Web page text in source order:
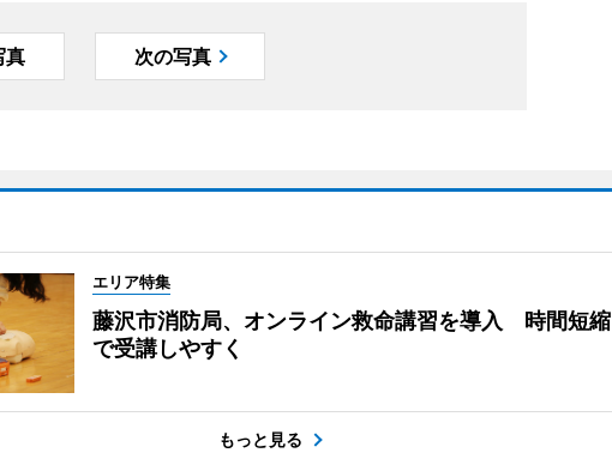
真 次の写真
エリア特集
藤沢市消防局、オンライン救命講習を導入 時間短縮
で受講しやすく
もっと見る